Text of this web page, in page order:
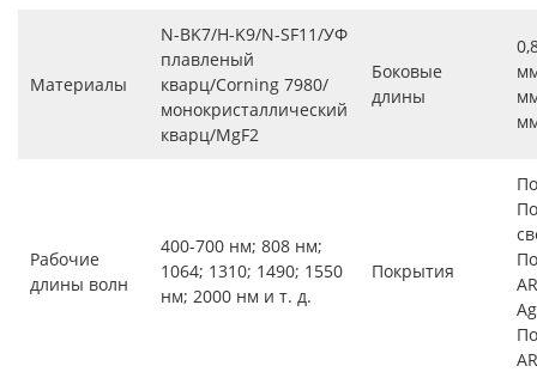
Материалы
N-BK7/H-K9/N-SF11/УФ
плавленый
кварц/Corning 7980/
монокристаллический
кварц/MgF2
Боковые
длины
Рабочие
длины волн
400-700 нм; 808 нм;
1064; 1310; 1490; 1550
нм; 2000 нм и т. д.
Покрытия
AR